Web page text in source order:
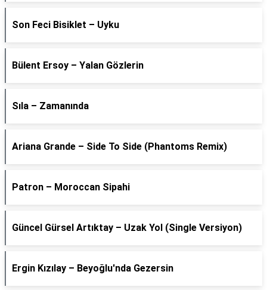
Son Feci Bisiklet – Uyku
Bülent Ersoy – Yalan Gözlerin
Sıla – Zamanında
Ariana Grande – Side To Side (Phantoms Remix)
Patron – Moroccan Sipahi
Güncel Gürsel Artıktay – Uzak Yol (Single Versiyon)
Ergin Kızılay – Beyoğlu'nda Gezersin